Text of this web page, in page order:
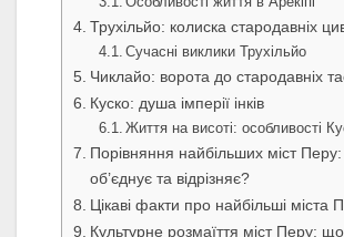
Трухільйо: колиска стародавніх
Сучасні виклики Трухільйо
Чиклайо: ворота до стародавніх
Куско: душа імперії інків
Життя на висоті: особливості
Порівняння найбільших міст
об’єднує та відрізняє?
Цікаві факти про найбільші міста
Культурне розмаїття міст Перу: що